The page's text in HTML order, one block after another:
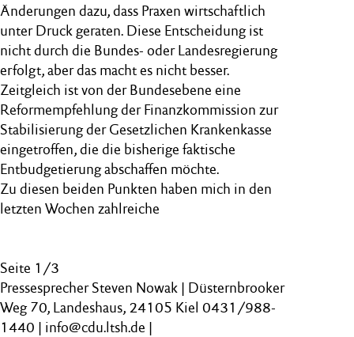
Änderungen dazu, dass Praxen wirtschaftlich
unter Druck geraten. Diese Entscheidung ist
nicht durch die Bundes- oder Landesregierung
erfolgt, aber das macht es nicht besser.
Zeitgleich ist von der Bundesebene eine
Reformempfehlung der Finanzkommission zur
Stabilisierung der Gesetzlichen Krankenkasse
eingetroffen, die die bisherige faktische
Entbudgetierung abschaffen möchte.
Zu diesen beiden Punkten haben mich in den
letzten Wochen zahlreiche
Seite 1/3
Pressesprecher Steven Nowak | Düsternbrooker
Weg 70, Landeshaus, 24105 Kiel 0431/988-
1440 | info@cdu.ltsh.de |